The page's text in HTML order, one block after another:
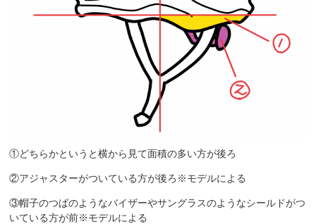
①どちらかというと横から見て面積の多い方が後ろ
②アジャスターがついている方が後ろ※モデルによる
③帽子のつばのようなバイザーやサングラスのようなシールドがつ
いている方が前※モデルによる